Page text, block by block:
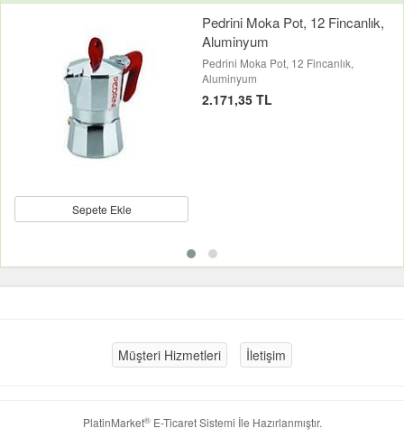
Sepete Ekle
Pedrini Moka Pot, 12 Fincanlık,
Aluminyum
Pedrini Moka Pot, 12 Fincanlık,
Aluminyum
2.171,35 TL
Müşteri Hizmetleri İletişim
PlatinMarket®E-Ticaret Sistemi İle Hazırlanmıştır.